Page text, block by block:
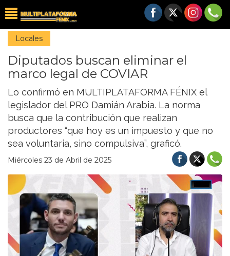
Locales
Diputados buscan eliminar el
marco legal de COVIAR
Lo confirmó en MULTIPLATAFORMA FÉNIX el
legislador del PRO Damián Arabia. La norma
busca que la contribución que realizan
productores “que hoy es un impuesto y que no
sea voluntaria, sino compulsiva”, graficó.
Miércoles 23 de Abril de 2025